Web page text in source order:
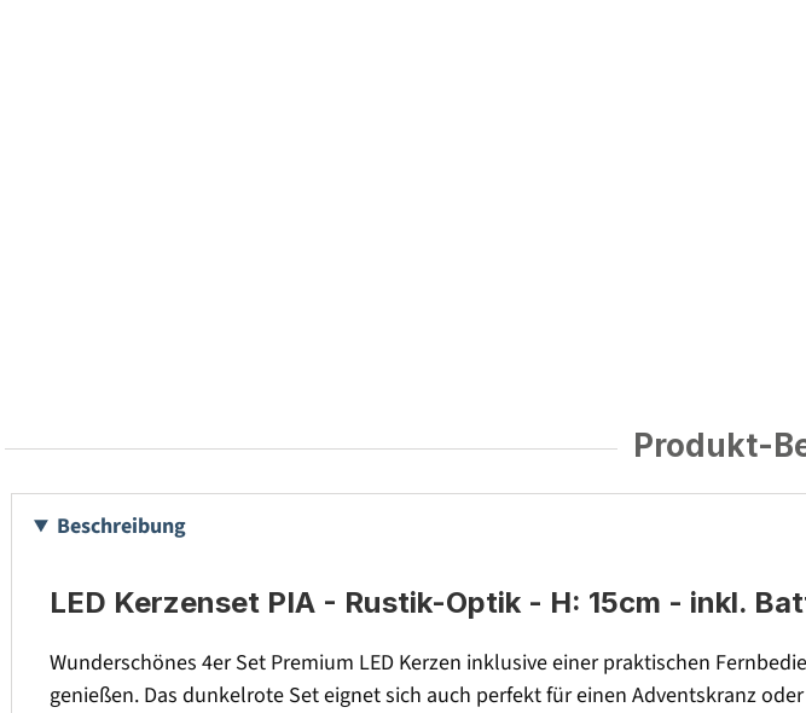
Produkt-
Beschreibung
LED Kerzenset PIA - Rustik-Optik - H: 15cm - inkl.
Wunderschönes 4er Set Premium LED Kerzen inklusive einer praktischen
genießen. Das dunkelrote Set eignet sich auch perfekt für einen Adventskranz